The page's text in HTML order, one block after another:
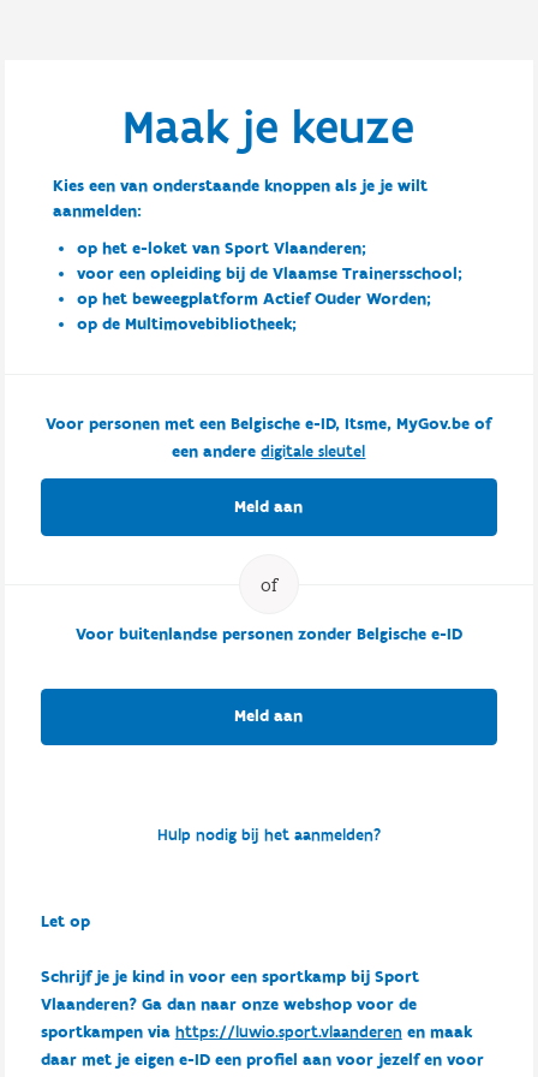
Maak je keuze
Kies een van onderstaande knoppen als je je wilt
aanmelden:
op het e-loket van Sport Vlaanderen;
voor een opleiding bij de Vlaamse Trainersschool;
op het beweegplatform Actief Ouder Worden;
op de Multimovebibliotheek;
Voor personen met een Belgische e-ID, Itsme, MyGov.be of
een anderedigitale sleutel
Meld aan
Voor buitenlandse personen zonder Belgische e-ID
Meld aan
Hulp nodig bij het aanmelden?
Let op
Schrijf je je kind in voor een sportkamp bij Sport
Vlaanderen? Ga dan naar onze webshop voor de
sportkampen via https://luwio.sport.vlaanderenen maak
daar met je eigen e-ID een profiel aan voor jezelf en voor